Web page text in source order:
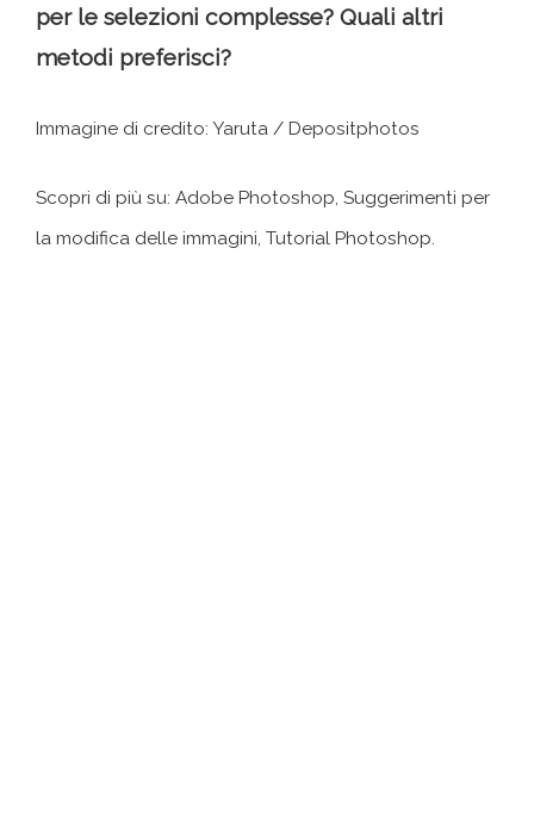
per le selezioni complesse? Quali altri
metodi preferisci?
Immagine di credito: Yaruta / Depositphotos
Scopri di più su: Adobe Photoshop, Suggerimenti per
la modifica delle immagini, Tutorial Photoshop.